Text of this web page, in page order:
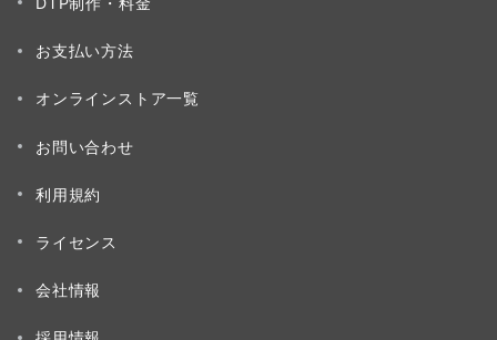
お支払い方法
オンラインストア一覧
お問い合わせ
利用規約
ライセンス
会社情報